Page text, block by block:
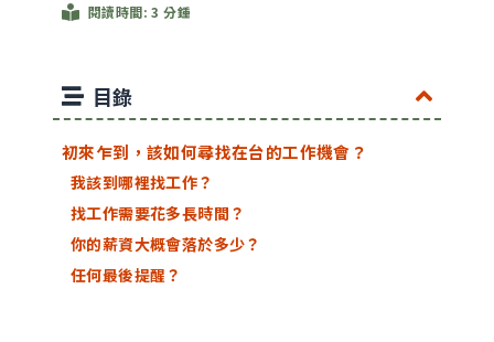
閱讀時間: 3 分鍾
目錄
初來乍到，該如何尋找在台的工作機會？
我該到哪裡找工作？
找工作需要花多長時間？
你的薪資大概會落於多少？
任何最後提醒？